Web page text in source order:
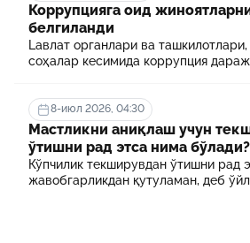
Коррупцияга оид
белгиланди
Lавлат органлари ва
соҳалар кесимида коррупция
8-июл 2026, 04:30
Мастликни аниқлаш учун
ўтишни рад этса нима бўлади?
Кўпчилик текширувдан ўтишни рад
жавобгарликдан қутуламан, деб